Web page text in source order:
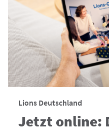
Lions Deutschland
Jetzt online: